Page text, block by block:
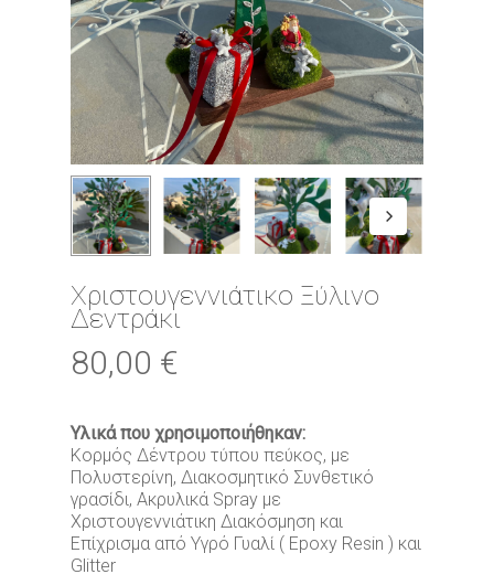
Χριστουγεννιάτικο Ξύλινο
Δεντράκι
80,00 €
Υλικά που χρησιμοποιήθηκαν:
Κορμός Δέντρου τύπου πεύκος, με
Πολυστερίνη, Διακοσμητικό Συνθετικό
γρασίδι, Ακρυλικά Spray με
Χριστουγεννιάτικη Διακόσμηση και
Επίχρισμα από Υγρό Γυαλί ( Epoxy Resin ) και
Glitter